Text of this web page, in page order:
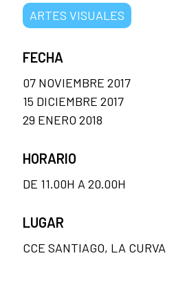
ARTES VISUALES
FECHA
07 NOVIEMBRE 2017
15 DICIEMBRE 2017
29 ENERO 2018
HORARIO
DE 11.00H A 20.00H
LUGAR
CCE SANTIAGO, LA CURVA